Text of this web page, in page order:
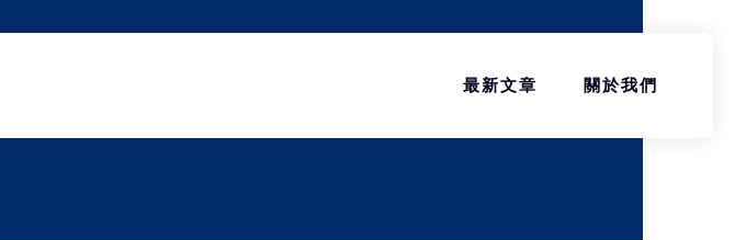
最新文章 關於我們